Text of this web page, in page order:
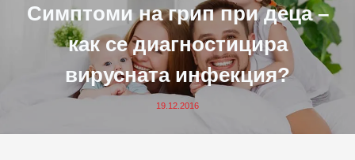
Симптоми на грип при деца –
как се диагностицира
вирусната инфекция?
19.12.2016